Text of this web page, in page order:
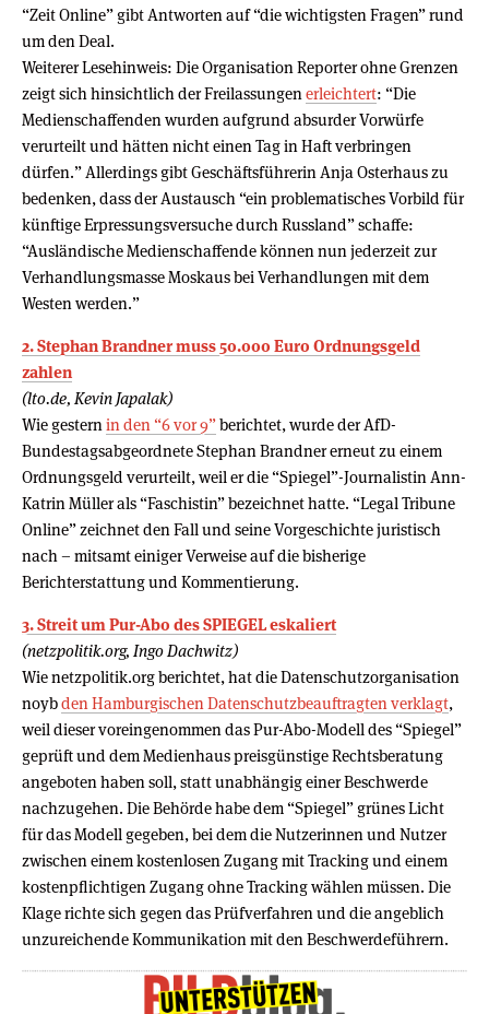
“Zeit Online” gibt Antworten auf “die wichtigsten Fragen” rund
um den Deal.
Weiterer Lesehinweis: Die Organisation Reporter ohne Grenzen
zeigt sich hinsichtlich der Freilassungen erleichtert: “Die
Medienschaffenden wurden aufgrund absurder Vorwürfe
verurteilt und hätten nicht einen Tag in Haft verbringen
dürfen.” Allerdings gibt Geschäftsführerin Anja Osterhaus zu
bedenken, dass der Austausch “ein problematisches Vorbild für
künftige Erpressungsversuche durch Russland” schaffe:
“Ausländische Medienschaffende können nun jederzeit zur
Verhandlungsmasse Moskaus bei Verhandlungen mit dem
Westen werden.”
2. Ste­phan Brandner muss 50.000 Euro Ord­nungs­geld
zahlen
(lto.de, Kevin Japalak)
Wie gestern in den “6 vor 9”berichtet, wurde der AfD-
Bundestagsabgeordnete Stephan Brandner erneut zu einem
Ordnungsgeld verurteilt, weil er die “Spiegel”-Journalistin Ann-
Katrin Müller als “Faschistin” bezeichnet hatte. “Legal Tribune
Online” zeichnet den Fall und seine Vorgeschichte juristisch
nach – mitsamt einiger Verweise auf die bisherige
Berichterstattung und Kommentierung.
3. Streit um Pur-Abo des SPIEGEL eskaliert
(netzpolitik.org, Ingo Dachwitz)
Wie netzpolitik.org berichtet, hat die Datenschutzorganisation
noybden Hamburgischen Datenschutzbeauftragten verklagt,
weil dieser voreingenommen das Pur-Abo-Modell des “Spiegel”
geprüft und dem Medienhaus preisgünstige Rechtsberatung
angeboten haben soll, statt unabhängig einer Beschwerde
nachzugehen. Die Behörde habe dem “Spiegel” grünes Licht
für das Modell gegeben, bei dem die Nutzerinnen und Nutzer
zwischen einem kostenlosen Zugang mit Tracking und einem
kostenpflichtigen Zugang ohne Tracking wählen müssen. Die
Klage richte sich gegen das Prüfverfahren und die angeblich
unzureichende Kommunikation mit den Beschwerdeführern.